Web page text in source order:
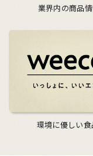
業界内の商品
環境に優しい